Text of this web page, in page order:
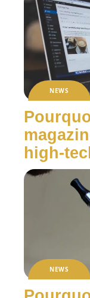
NEWS
high-
NEWS